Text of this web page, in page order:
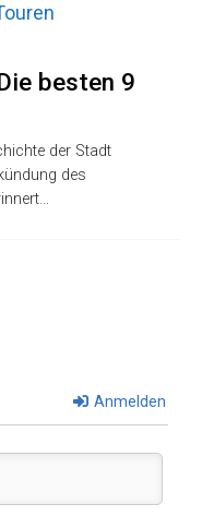
besten 9
der Stadt
des
Anmelden